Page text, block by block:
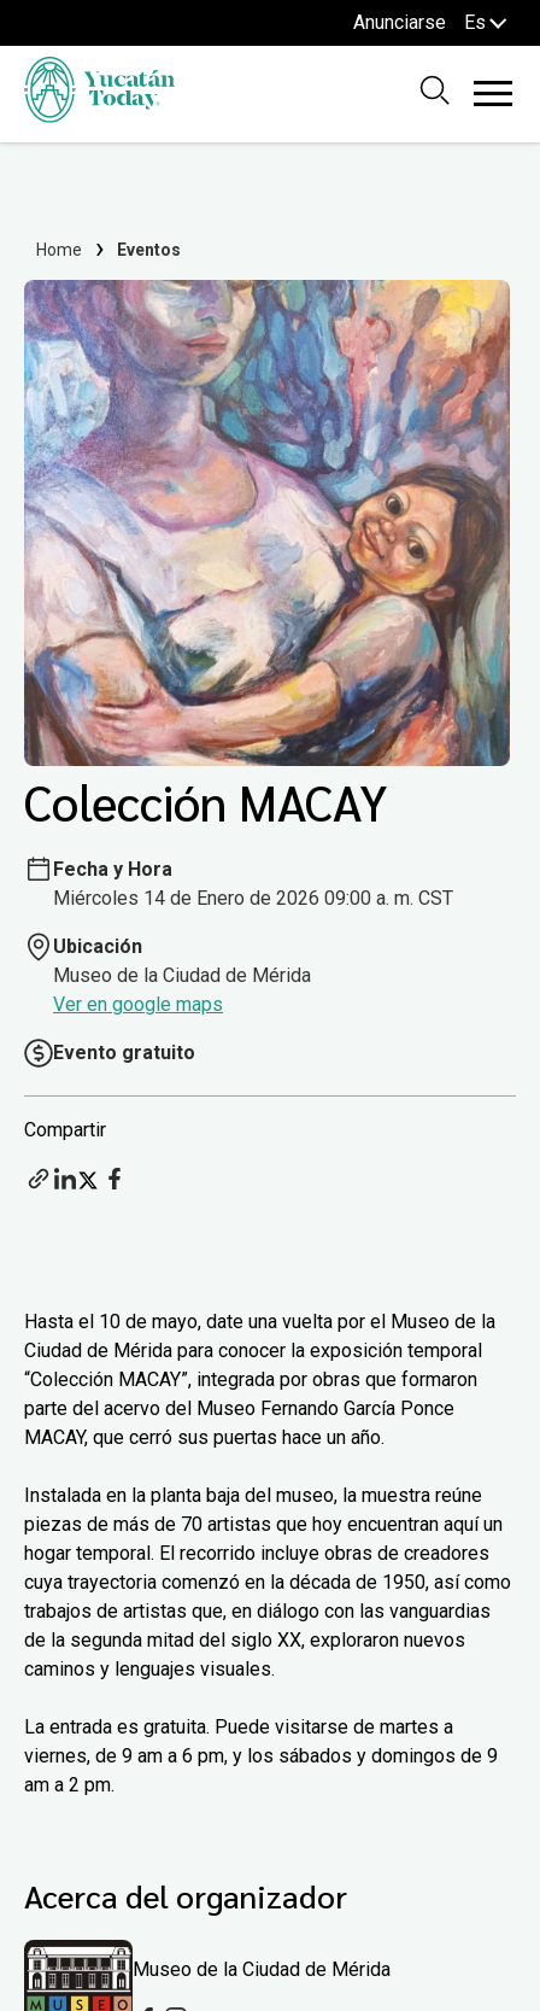
Anunciarse Es
Home Eventos
Colección MACAY
Fecha y Hora
Miércoles 14 de Enero de 2026 09:00 a. m. CST
Ubicación
Museo de la Ciudad de Mérida
Ver en google maps
Evento gratuito
Compartir
Hasta el 10 de mayo, date una vuelta por el Museo de la
Ciudad de Mérida para conocer la exposición temporal
“Colección MACAY”, integrada por obras que formaron
parte del acervo del Museo Fernando García Ponce
MACAY, que cerró sus puertas hace un año.
Instalada en la planta baja del museo, la muestra reúne
piezas de más de 70 artistas que hoy encuentran aquí un
hogar temporal. El recorrido incluye obras de creadores
cuya trayectoria comenzó en la década de 1950, así como
trabajos de artistas que, en diálogo con las vanguardias
de la segunda mitad del siglo XX, exploraron nuevos
caminos y lenguajes visuales.
La entrada es gratuita. Puede visitarse de martes a
viernes, de 9 am a 6 pm, y los sábados y domingos de 9
am a 2 pm.
Acerca del organizador
Museo de la Ciudad de Mérida